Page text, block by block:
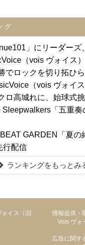
グ
」にリーダーズ
（vois ヴォイス）
でロックを切り拓ひ
（vois ヴォイス
ロ高城れに、始球式
Sleepwalkers「五重
BEAT GARDEN「夏
行配信
ランキングをもっとみ
イス（旧
情報提供・
Vois ヴォ
広告に関す